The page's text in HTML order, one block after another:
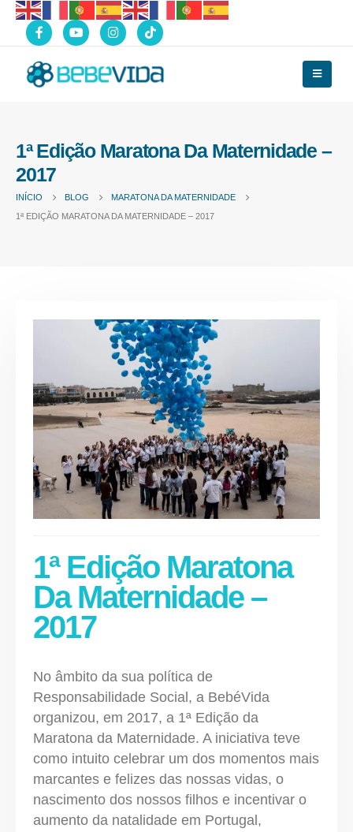
1ª Edição Maratona Da Maternidade –
2017
INÍCIO BLOG
MARATONA DA MATERNIDADE
1ª EDIÇÃO MARATONA DA MATERNIDADE – 2017
1ª Edição Maratona
Da Maternidade –
2017
No âmbito da sua política de
Responsabilidade Social, a BebéVida
organizou, em 2017, a 1ª Edição da
Maratona da Maternidade. A iniciativa teve
como intuito celebrar um dos momentos mais
marcantes e felizes das nossas vidas, o
nascimento dos nossos filhos e incentivar o
aumento da natalidade em Portugal,